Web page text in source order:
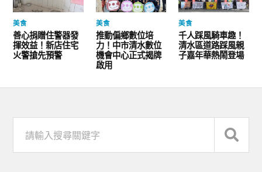
美食
善心捐贈住警器發
揮效益！新店住宅
火警搶先預警
美食
推動偏鄉數位培
力！中市清水數位
機會中心正式揭牌
啟用
美食
千人踩風騎車趣！
清水區道路踩風親
子嘉年華熱鬧登場